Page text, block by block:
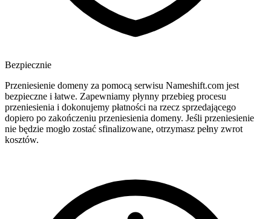
Bezpiecznie
Przeniesienie domeny za pomocą serwisu Nameshift.com jest
bezpieczne i łatwe. Zapewniamy płynny przebieg procesu
przeniesienia i dokonujemy płatności na rzecz sprzedającego
dopiero po zakończeniu przeniesienia domeny. Jeśli przeniesienie
nie będzie mogło zostać sfinalizowane, otrzymasz pełny zwrot
kosztów.